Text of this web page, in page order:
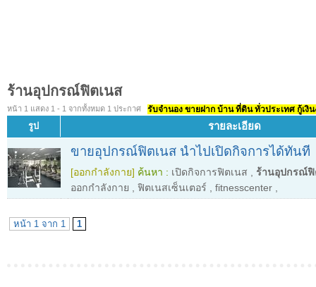
ร้านอุปกรณ์ฟิตเนส
หน้า 1 แสดง 1 - 1 จากทั้งหมด 1 ประกาศ รับจำนอง ขายฝาก บ้าน ที่ดิน ทั่วประเทศ กู้เงิ
รูป รายละเอียด
ขายอุปกรณ์ฟิตเนส นำไปเปิดกิจการได้ทันที
[ออกกำลังกาย] ค้นหา : เปิดกิจการฟิตเนส
ร้านอุปกรณ์ฟิ
ออกกำลังกาย
ฟิตเนสเซ็นเตอร์ fitnesscenter
หน้า 1 จาก 1 1